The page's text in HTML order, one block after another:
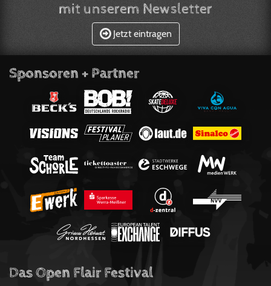
mit unserem Newsletter
Jetzt eintragen
Sponsoren + Partner
Das Open Flair Festival